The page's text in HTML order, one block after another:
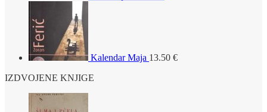
Kalendar Maja 13.50 €
IZDVOJENE KNJIGE